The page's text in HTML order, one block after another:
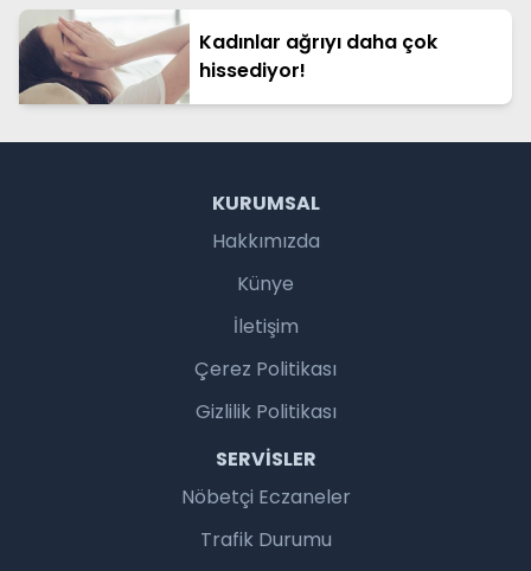
Kadınlar ağrıyı daha çok
hissediyor!
KURUMSAL
Hakkımızda
Künye
İletişim
Çerez Politikası
Gizlilik Politikası
SERVISLER
Nöbetçi Eczaneler
Trafik Durumu